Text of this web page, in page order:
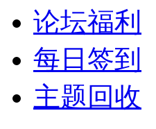
论坛福利
每日签到
主题回收